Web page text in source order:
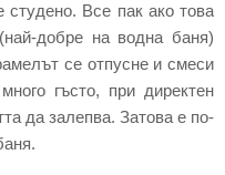
студено. Все пак ако това
добре на водна баня)
се отпусне и смеси
гъсто, при директен
да залепва. Затова е по-